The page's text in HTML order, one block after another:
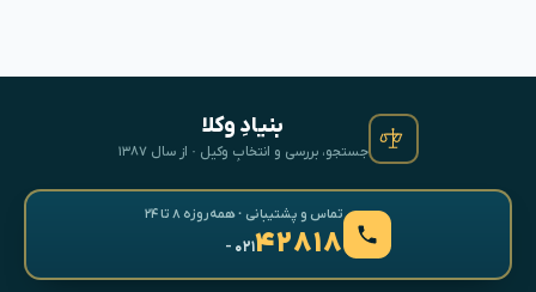
بنیادِ وکلا
جستجو، بررسی و انتخابِ وکیل · از سال ۱۳۸۷
تماس و پشتیبانی · همه‌روزه ۸ تا ۲۴
۴۲۸۱۸- ۰۲۱